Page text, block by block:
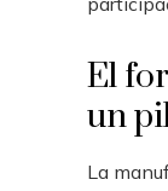
El
un
La